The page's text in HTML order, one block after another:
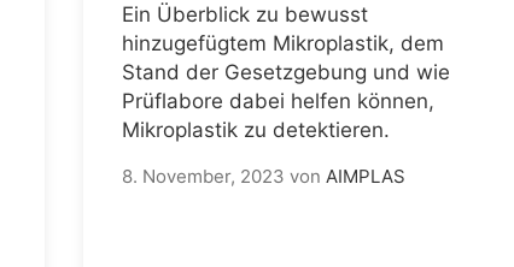
Ein Überblick zu bewusst
hinzugefügtem Mikroplastik, dem
Stand der Gesetzgebung und wie
Prüflabore dabei helfen können,
Mikroplastik zu detektieren.
8. November, 2023 von AIMPLAS